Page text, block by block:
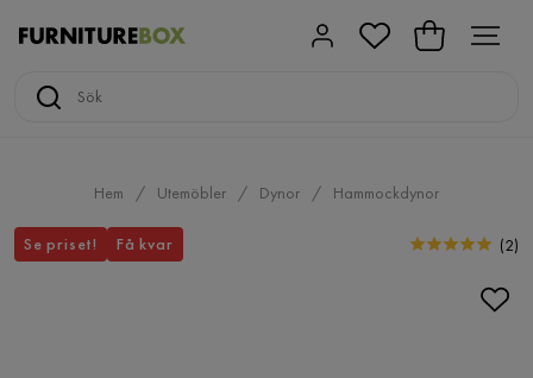
Hem Utemöbler Dynor Hammockdynor
Se priset! Få kvar (2)